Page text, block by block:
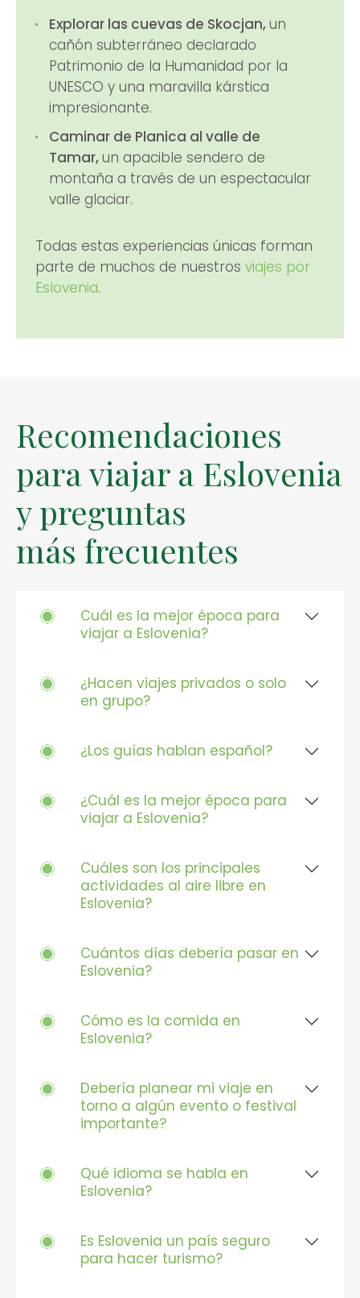
Explorar las cuevas de Skocjan,un
cañón subterráneo declarado
Patrimonio de la Humanidad por la
UNESCO y una maravilla kárstica
impresionante.
Caminar de Planica al valle de
Tamar,un apacible sendero de
montaña a través de un espectacular
valle glaciar.
Todas estas experiencias únicas forman
parte de muchos de nuestros viajes por
Eslovenia.
Recomendaciones
para viajar a Eslovenia
y preguntas
más frecuentes
Cuál es la mejor época para
viajar a Eslovenia?
¿Hacen viajes privados o solo
en grupo?
¿Los guías hablan español?
¿Cuál es la mejor época para
viajar a Eslovenia?
Cuáles son los principales
actividades al aire libre en
Eslovenia?
Cuántos días debería pasar en
Eslovenia?
Cómo es la comida en
Eslovenia?
Debería planear mi viaje en
torno a algún evento o festival
importante?
Qué idioma se habla en
Eslovenia?
Es Eslovenia un país seguro
para hacer turismo?